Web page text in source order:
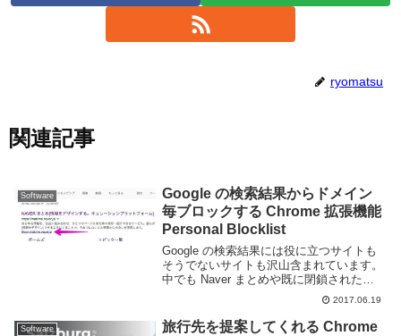
ryomatsu
関連記事
Software
Google の検索結果からドメイン
毎ブロックする Chrome 拡張機能
Personal Blocklist
Google の検索結果には役に立つサイトも
そうでないサイトも沢山含まれています。
中でも Naver まとめや既に閉鎖された
Welq のようにコピペばかりで内容も薄く
何の役にも立たないキュレーションサイト
(笑)や、俺的ゲーム速報@刃やはち...
2017.06.19
Software
旅行先を提案してくれる Chrome